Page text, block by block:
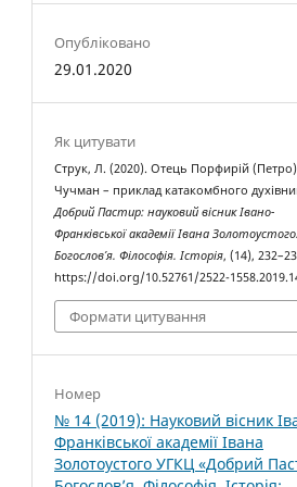
Опубліковано
29.01.2020
Як цитувати
Струк, Л. (2020). Отець Порфирій (Петро)
Чучман – приклад катакомбного
Добрий Пастир: науковий вісник Івано-
Франківської академії Івана Золотоустого.
Богослов’я. Філософія. Історія, (14),
https://doi.org/10.52761/2522-
Формати цитування
Номер
№ 14 (2019): Науковий вісник
Франківської академії Івана
Золотоустого УГКЦ «Добрий